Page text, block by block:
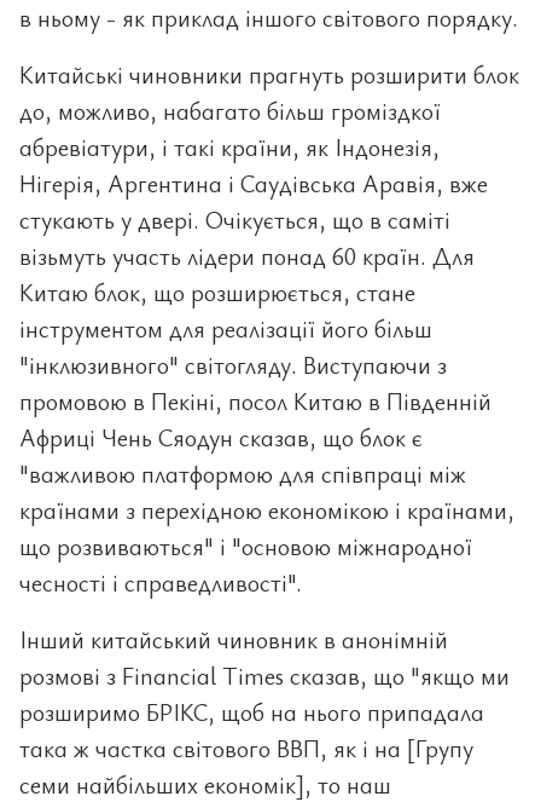
в ньому - як приклад іншого світового порядку.
Китайські чиновники прагнуть розширити блок
до, можливо, набагато більш громіздкої
абревіатури, і такі країни, як Індонезія,
Нігерія, Аргентина і Саудівська Аравія, вже
стукають у двері. Очікується, що в саміті
візьмуть участь лідери понад 60 країн. Для
Китаю блок, що розширюється, стане
інструментом для реалізації його більш
"інклюзивного" світогляду. Виступаючи з
промовою в Пекіні, посол Китаю в Південній
Африці Чень Сяодун сказав, що блок є
"важливою платформою для співпраці між
країнами з перехідною економікою і країнами,
що розвиваються" і "основою міжнародної
чесності і справедливості".
Інший китайський чиновник в анонімній
розмові з Financial Times сказав, що "якщо ми
розширимо БРІКС, щоб на нього припадала
така ж частка світового ВВП, як і на [Групу
семи найбільших економік], то наш